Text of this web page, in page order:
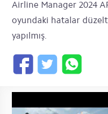
Airline Manager 2024
oyundaki hatalar
yapılmış.